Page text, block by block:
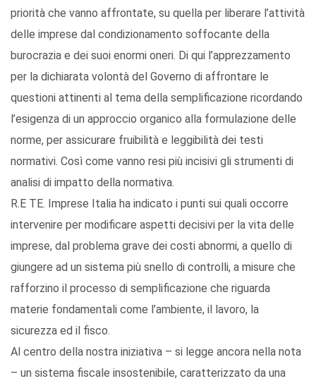
priorità che vanno affrontate, su quella per liberare l’attività
delle imprese dal condizionamento soffocante della
burocrazia e dei suoi enormi oneri. Di qui l’apprezzamento
per la dichiarata volontà del Governo di affrontare le
questioni attinenti al tema della semplificazione ricordando
l’esigenza di un approccio organico alla formulazione delle
norme, per assicurare fruibilità e leggibilità dei testi
normativi. Così come vanno resi più incisivi gli strumenti di
analisi di impatto della normativa.
R.E TE. Imprese Italia ha indicato i punti sui quali occorre
intervenire per modificare aspetti decisivi per la vita delle
imprese, dal problema grave dei costi abnormi, a quello di
giungere ad un sistema più snello di controlli, a misure che
rafforzino il processo di semplificazione che riguarda
materie fondamentali come l’ambiente, il lavoro, la
sicurezza ed il fisco.
Al centro della nostra iniziativa – si legge ancora nella nota
– un sistema fiscale insostenibile, caratterizzato da una